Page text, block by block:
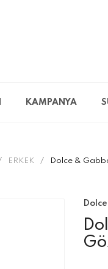
KAMPANYA
ERKEK Dolce &